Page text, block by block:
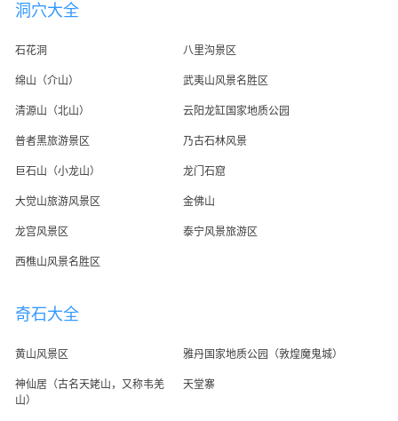
洞穴大全
石花洞 八里沟景区
绵山（介山） 武夷山风景名胜区
清源山（北山） 云阳龙缸国家地质公园
普者黑旅游景区 乃古石林风景
巨石山（小龙山） 龙门石窟
大觉山旅游风景区 金佛山
龙宫风景区 泰宁风景旅游区
西樵山风景名胜区
奇石大全
黄山风景区 雅丹国家地质公园（敦煌魔鬼城）
神仙居（古名天姥山，又称韦羌
山）
天堂寨